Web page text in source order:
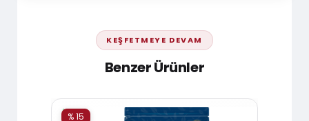
KEŞFETMEYE DEVAM
Benzer Ürünler
% 15